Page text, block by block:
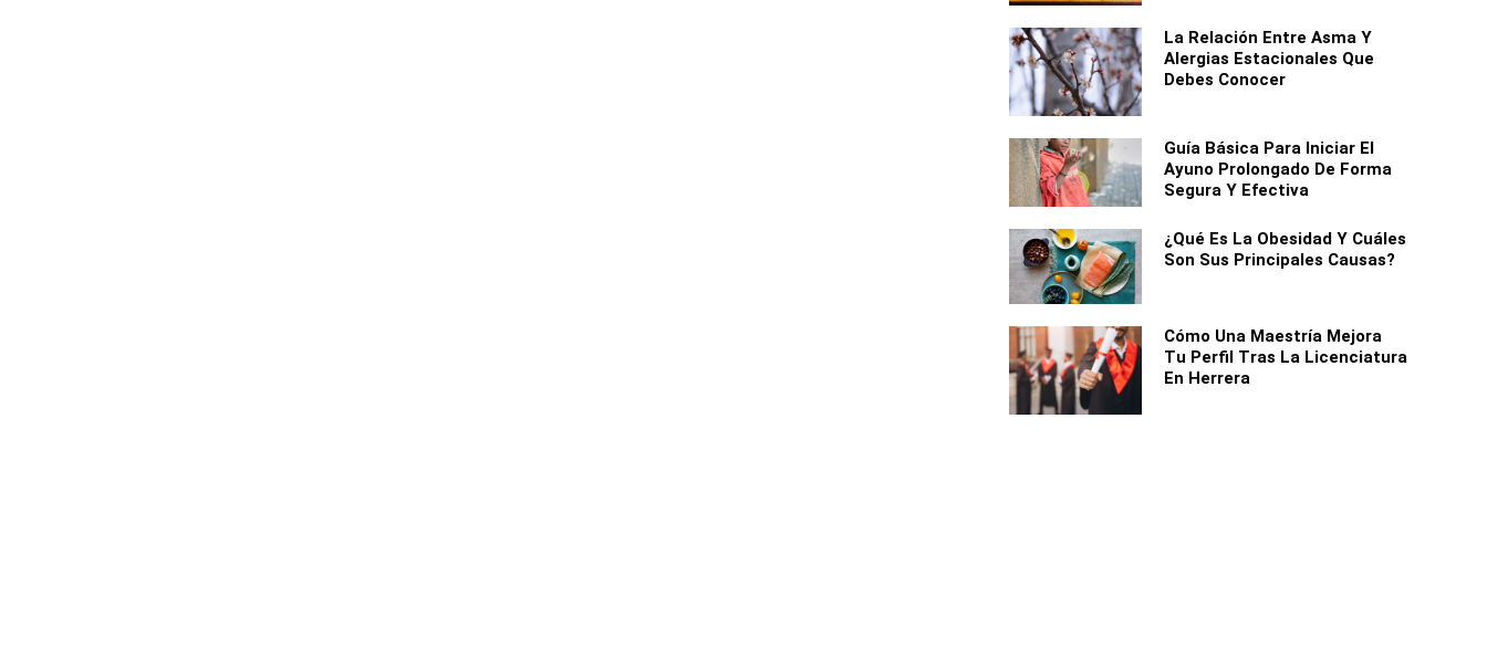
La Relación Entre Asma Y
Alergias Estacionales Que
Debes Conocer
Guía Básica Para Iniciar El
Ayuno Prolongado De Forma
Segura Y Efectiva
¿Qué Es La Obesidad Y Cuáles
Son Sus Principales Causas?
Cómo Una Maestría Mejora
Tu Perfil Tras La Licenciatura
En Herrera